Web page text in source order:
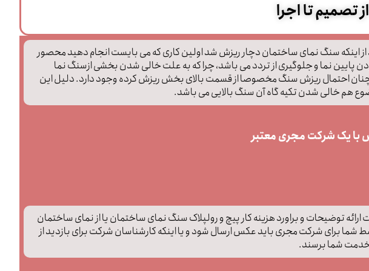
تصمیم تا اجرا
اینکه سنگ نمای ساختمان دچار ریزش شد اولین کاری که می بایست انجام دهید محصور
پایین نما و جلوگیری از تردد می باشد، چرا که به علت خالی شدن بخشی ازسنگ نما
احتمال ریزش سنگ مخصوصا از قسمت بالای بخش ریزش کرده وجود دارد. دلیل این
هم خالی شدن تکیه گاه آن سنگ بالایی می باشد.
با یک شرکت مجری معتبر
توضیحات و براورد هزینه کار پیچ و رولپلاک سنگ نمای ساختمان یا از نمای ساختمان
شما برای شرکت مجری باید عکس ارسال شود و یا اینکه کارشناسان شرکت برای بازدید از
خدمت شما برسند.